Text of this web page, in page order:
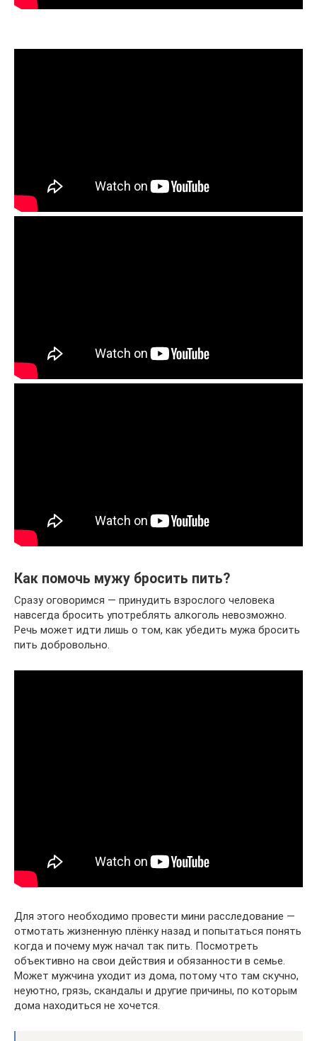
Как помочь мужу бросить пить?
Сразу оговоримся — принудить взрослого человека
навсегда бросить употреблять алкоголь невозможно.
Речь может идти лишь о том, как убедить мужа бросить
пить добровольно.
Для этого необходимо провести мини расследование —
отмотать жизненную плёнку назад и попытаться понять
когда и почему муж начал так пить. Посмотреть
объективно на свои действия и обязанности в семье.
Может мужчина уходит из дома, потому что там скучно,
неуютно, грязь, скандалы и другие причины, по которым
дома находиться не хочется.